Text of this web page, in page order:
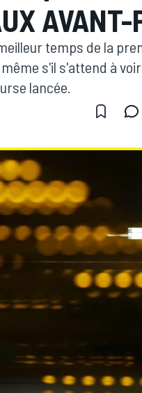
temps de la
s'il s'attend à
lancée.